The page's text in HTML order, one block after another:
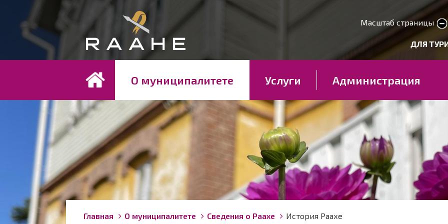
основному
содержанию
Масштаб страницы
smaller text
larger
ДЛЯ
О муниципалитете Услуги Администрация
Строка
You
Главная О муниципалитете Сведения о Раахе История Раахе